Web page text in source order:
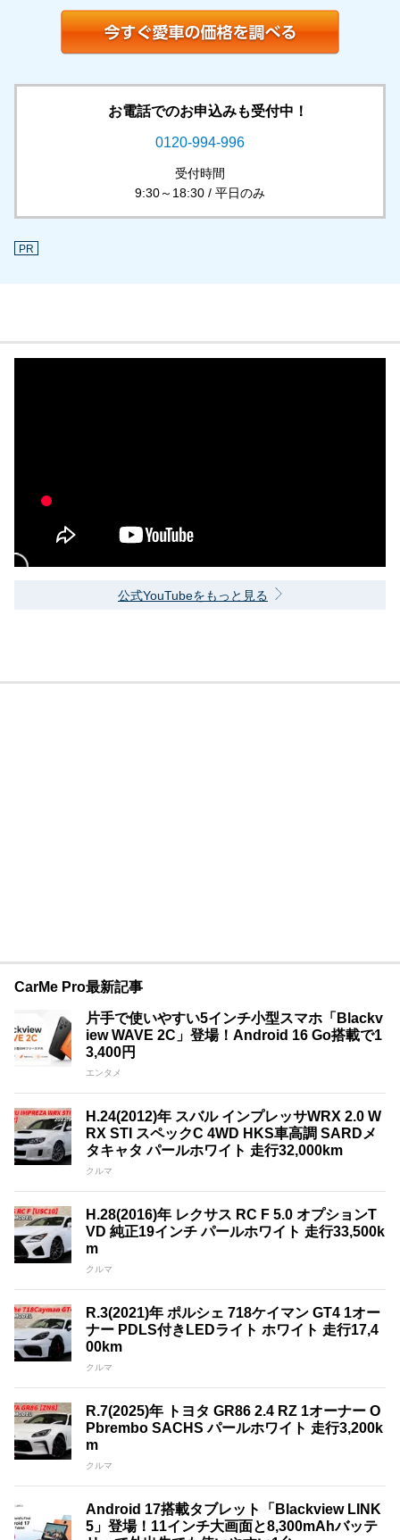
お電話でのお申込みも受付中！
0120-994-996
受付時間
9:30～18:30 / 平日のみ
PR
公式YouTubeをもっと見る
CarMe Pro最新記事
片手で使いやすい5インチ小型スマホ「Blackv
iew WAVE 2C」登場！Android 16 Go搭載で1
3,400円
エンタメ
H.24(2012)年 スバル インプレッサWRX 2.0 W
RX STI スペックC 4WD HKS車高調 SARDメ
タキャタ パールホワイト 走行32,000km
クルマ
H.28(2016)年 レクサス RC F 5.0 オプションT
VD 純正19インチ パールホワイト 走行33,500k
m
クルマ
R.3(2021)年 ポルシェ 718ケイマン GT4 1オー
ナー PDLS付きLEDライト ホワイト 走行17,4
00km
クルマ
R.7(2025)年 トヨタ GR86 2.4 RZ 1オーナー O
Pbrembo SACHS パールホワイト 走行3,200k
m
クルマ
Android 17搭載タブレット「Blackview LINK
5」登場！11インチ大画面と8,300mAhバッテ